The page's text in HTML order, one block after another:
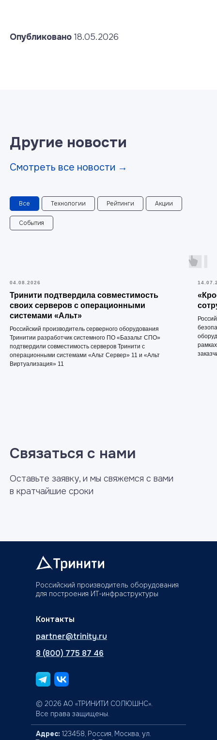
Опубликовано 18.05.2026
Другие новости
Смотреть все новости →
Все Технологии Рейтинги Акции
События
04.08.2026
Тринити подтвердила совместимость
своих серверов с операционными
системами «Альт»
Российский производитель серверного оборудования
Тринитии разработчик системного ПО «Базальт СПО»
подтвердили совместимость серверов Тринити с
операционными системами «Альт Сервер» 11 и «Альт
Виртуализация» 11
Связаться с нами
Оставьте заявку, и мы свяжемся с вами
в кратчайшие сроки
Российский производитель оборудования
для построения ИТ-инфраструктуры
Контакты
partner@trinity.ru
8 (800) 775 87 46
© 2026 АО «ТРИНИТИ СОЛЮШНС».
Все права защищены.
Адрес: 123458, Россия, Москва, ул.